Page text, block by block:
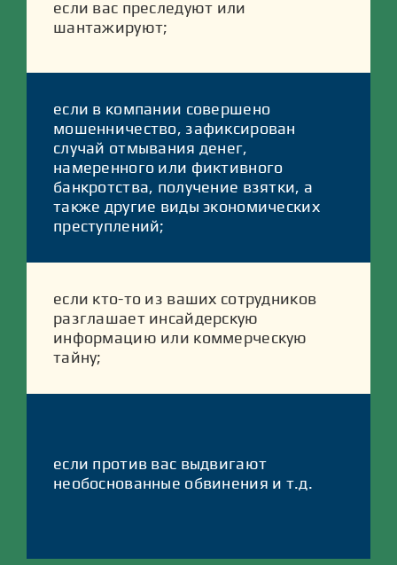
если вас преследуют или
шантажируют;
если кто-то из ваших сотрудников
разглашает инсайдерскую
информацию или коммерческую
тайну;
если в компании совершено
мошенничество, зафиксирован
случай отмывания денег,
намеренного или фиктивного
банкротства, получение взятки, а
также другие виды экономических
преступлений;
если против вас выдвигают
необоснованные обвинения и т.д.